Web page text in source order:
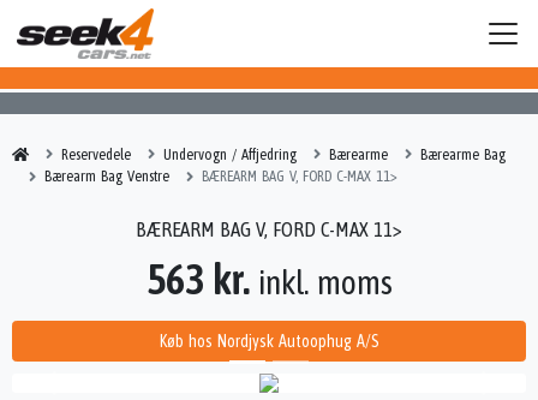
Reservedele Undervogn / Affjedring Bærearme
Bærearme Bag
Bærearm Bag Venstre
BÆREARM BAG V, FORD C-MAX 11>
563 kr. inkl. moms
Køb hos Nordjysk Autoophug A/S
BÆREARM BAG V, FORD C-MAX 11>